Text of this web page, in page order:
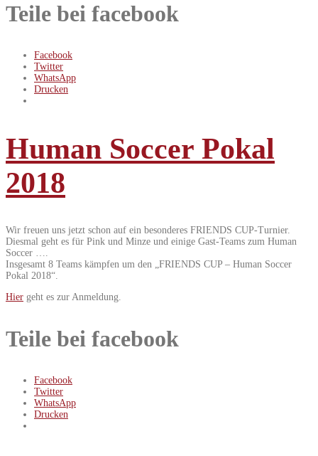
Teile bei facebook
Facebook
Twitter
WhatsApp
Drucken
Human Soccer Pokal
2018
Wir freuen uns jetzt schon auf ein besonderes FRIENDS CUP-Turnier.
Diesmal geht es für Pink und Minze und einige Gast-Teams zum Human
Soccer ….
Insgesamt 8 Teams kämpfen um den „FRIENDS CUP – Human Soccer
Pokal 2018“.
Hier geht es zur Anmeldung.
Teile bei facebook
Facebook
Twitter
WhatsApp
Drucken